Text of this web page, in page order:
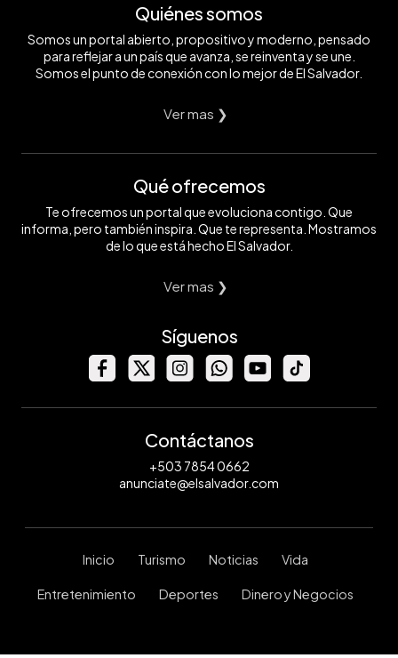
Quiénes somos
Somos un portal abierto, propositivo y moderno, pensado
para reflejar a un país que avanza, se reinventa y se une.
Somos el punto de conexión con lo mejor de El Salvador.
Ver mas ❯
Qué ofrecemos
Te ofrecemos un portal que evoluciona contigo. Que
informa, pero también inspira. Que te representa. Mostramos
de lo que está hecho El Salvador.
Ver mas ❯
Síguenos
Contáctanos
+503 7854 0662
anunciate@elsalvador.com
Inicio Turismo Noticias Vida
Entretenimiento Deportes Dinero y Negocios